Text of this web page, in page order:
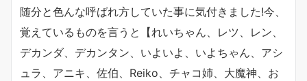
随分と色んな呼ばれ方していた事に気付きました!今、
覚えているものを言うと【れいちゃん、レツ、レン、
デカンダ、デカンタン、いよいよ、いよちゃん、アシ
ュラ、アニキ、佐伯、Reiko、チャコ姉、大魔神、お